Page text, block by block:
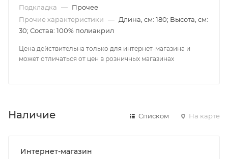
Подкладка — Прочее
Прочие характеристики — Длина, см: 180; Высота, см:
30; Состав: 100% полиакрил
Цена действительна только для интернет-магазина и
может отличаться от цен в розничных магазинах
Наличие Списком На карте
Интернет-магазин